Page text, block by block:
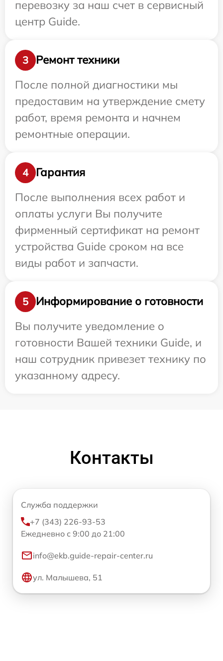
перевозку за наш счет в сервисный
центр Guide.
3
Ремонт техники
После полной диагностики мы
предоставим на утверждение смету
работ, время ремонта и начнем
ремонтные операции.
4
Гарантия
После выполнения всех работ и
оплаты услуги Вы получите
фирменный сертификат на ремонт
устройства Guide сроком на все
виды работ и запчасти.
5
Информирование о готовности
Вы получите уведомление о
готовности Вашей техники Guide, и
наш сотрудник привезет технику по
указанному адресу.
Контакты
Служба поддержки
+7 (343) 226-93-53
Ежедневно с 9:00 до 21:00
info@ekb.guide-repair-center.ru
ул. Малышева, 51